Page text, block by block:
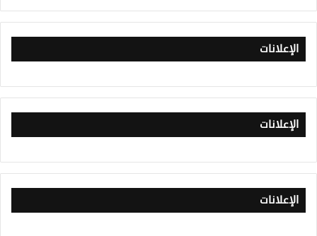
الإعلانات
الإعلانات
الإعلانات